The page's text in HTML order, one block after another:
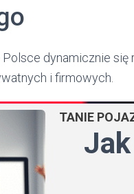
dynamicznie
i firmowych.
TANIE